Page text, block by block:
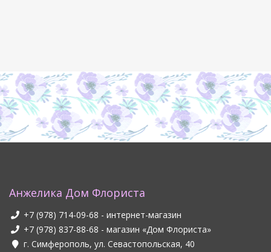
Анжелика Дом Флориста
+7 (978) 714-09-68 - интернет-магазин
+7 (978) 837-88-68 - магазин «Дом Флориста»
г. Симферополь, ул. Севастопольская, 40